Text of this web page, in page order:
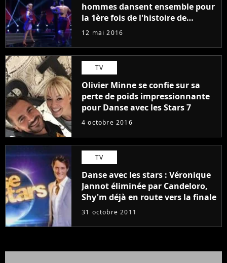
hommes dansent ensemble pour
la 1ère fois de l'histoire de
l'émission
12 mai 2016
TV
Olivier Minne se confie sur sa
perte de poids impressionnante
pour Danse avec les Stars 7
4 octobre 2016
TV
Danse avec les stars : Véronique
Jannot éliminée par Candeloro,
Shy'm déjà en route vers la finale
31 octobre 2011